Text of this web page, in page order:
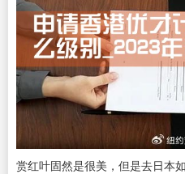
赏红叶固然是很美，但是去日本